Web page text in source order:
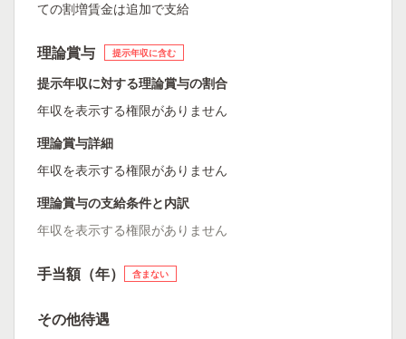
ての割増賃金は追加で支給
理論賞与 提示年収に含む
提示年収に対する理論賞与の割合
年収を表示する権限がありません
理論賞与詳細
年収を表示する権限がありません
理論賞与の支給条件と内訳
年収を表示する権限がありません
手当額（年） 含まない
その他待遇